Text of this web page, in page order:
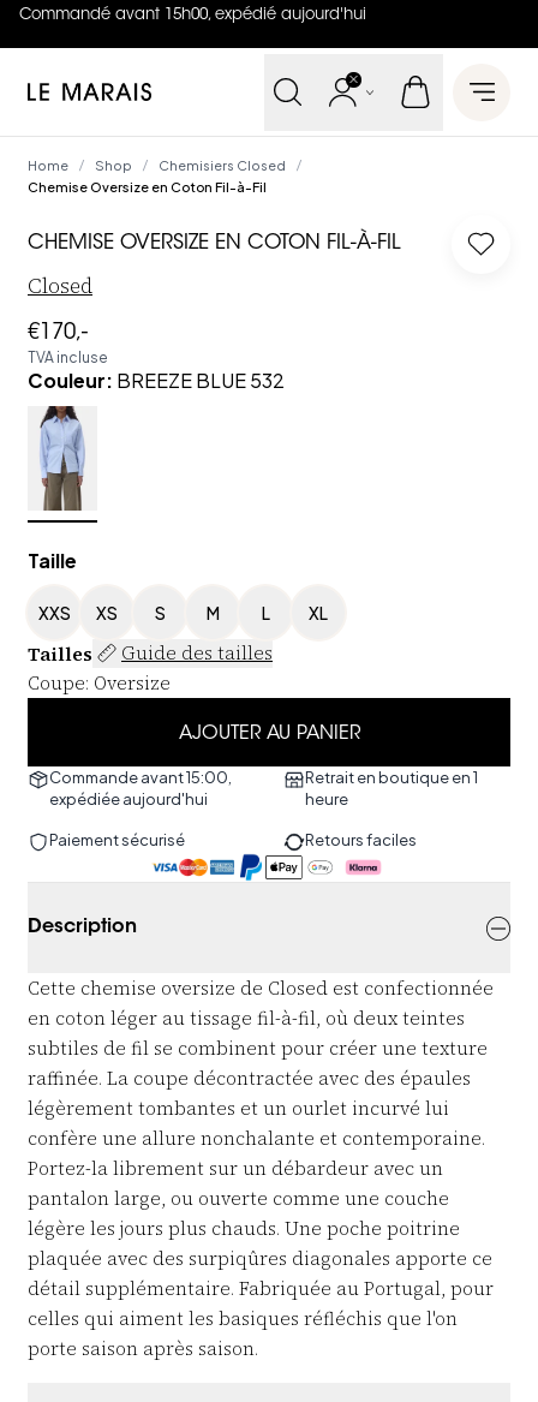
Commandé avant 15h00, expédié aujourd'hui
4.8 sur 5 ( 42 Avis)
Le Marais Open
Home / Shop / Chemisiers Closed /
Chemise Oversize en Coton Fil-à-Fil
CHEMISE OVERSIZE EN COTON FIL-À-FIL Log
Closed
€170,-
TVA incluse
Couleur: BREEZE BLUE 532
Taille
XXS XS S M L XL
Tailles
Guide des tailles
Coupe: Oversize
AJOUTER AU PANIER
Commande avant 15:00,
expédiée aujourd'hui
Retrait en boutique en 1
heure
Paiement sécurisé Retours faciles
Description
Cette chemise oversize de Closed est confectionnée
en coton léger au tissage fil-à-fil, où deux teintes
subtiles de fil se combinent pour créer une texture
raffinée. La coupe décontractée avec des épaules
légèrement tombantes et un ourlet incurvé lui
confère une allure nonchalante et contemporaine.
Portez-la librement sur un débardeur avec un
pantalon large, ou ouverte comme une couche
légère les jours plus chauds. Une poche poitrine
plaquée avec des surpiqûres diagonales apporte ce
détail supplémentaire. Fabriquée au Portugal, pour
celles qui aiment les basiques réfléchis que l'on
porte saison après saison.